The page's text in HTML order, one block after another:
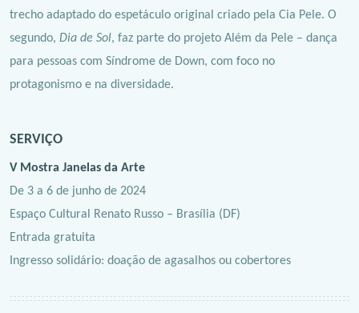
trecho adaptado do espetáculo original criado pela Cia Pele. O
segundo, Dia de Sol, faz parte do projeto Além da Pele – dança
para pessoas com Síndrome de Down, com foco no
protagonismo e na diversidade.
SERVIÇO
V Mostra Janelas da Arte
De 3 a 6 de junho de 2024
Espaço Cultural Renato Russo – Brasília (DF)
Entrada gratuita
Ingresso solidário: doação de agasalhos ou cobertores